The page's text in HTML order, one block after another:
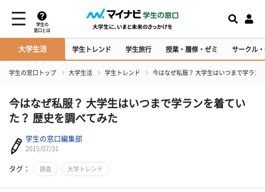
学生の
窓口とは
大学生活 学生トレンド 学生旅行 授業・履修・ゼミ サークル
学生の窓口トップ 大学生活 学生トレンド 今はなぜ私服？ 大学生はいつまで学ラン
今はなぜ私服？ 大学生はいつまで学ランを着てい
た？ 歴史を調べてみた
学生の窓口編集部
2015/07/31
タグ： 調査 大学トレンド